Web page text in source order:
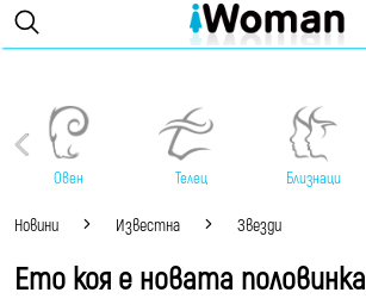
Овен Телец Близнаци
Новини Известна Звезди
Ето коя е новата